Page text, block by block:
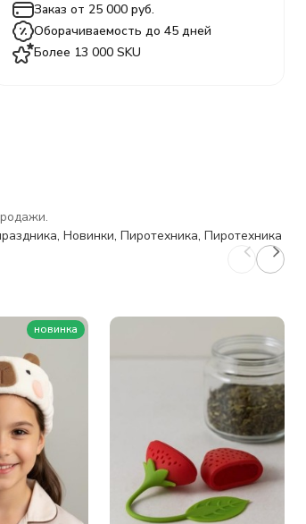
Заказ от 25 000 руб.
Оборачиваемость до 45 дней
Более 13 000 SKU
, Новинки, Пиротехника, Пиротехника
новинка